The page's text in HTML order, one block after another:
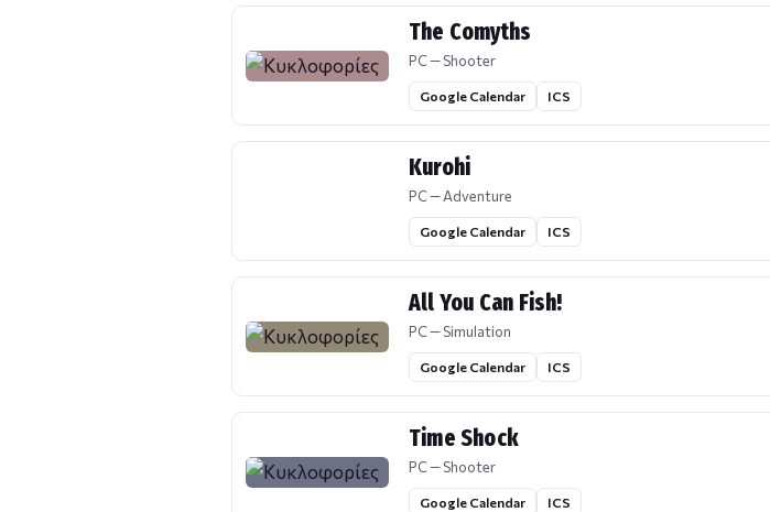
The Comyths
PC — Shooter
Google Calendar ICS
Kurohi
PC — Adventure
Google Calendar ICS
All You Can Fish!
PC — Simulation
Google Calendar ICS
Time Shock
PC — Shooter
Google Calendar ICS